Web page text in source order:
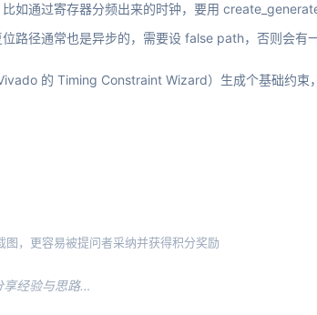
如通过寄存器分频出来的时钟，要用
路径通常也是异步的，需要设 false path，否则会有一
的 Timing Constraint Wizard）生成个基础约束
图，更容易被提问者采纳并获得积分奖励
享经验与思路…